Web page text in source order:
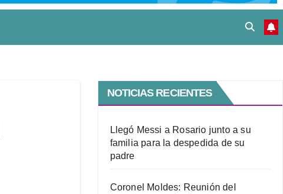
NOTICIAS RECIENTES
Llegó Messi a Rosario junto a su
familia para la despedida de su
padre
Coronel Moldes: Reunión del